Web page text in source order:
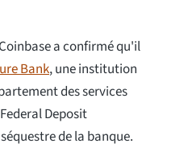
a confirmé qu'il
Bank, une institution
des services
Deposit
de la banque.